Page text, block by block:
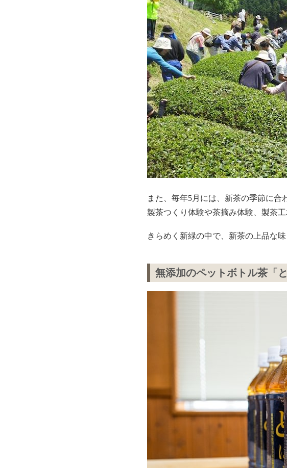
また、毎年5月には、新茶の季節に合
製茶つくり体験や茶摘み体験、製茶
きらめく新緑の中で、新茶の上品な
無添加のペットボトル茶「